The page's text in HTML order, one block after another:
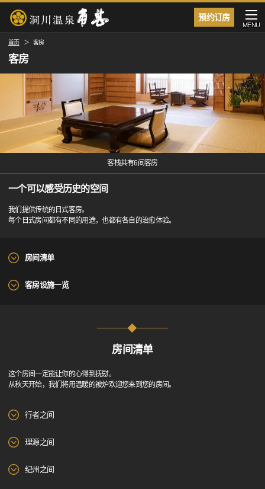
预约订房
MENU
首页 客房
客房
客栈共有6间客房
一个可以感受历史的空间
我们提供传统的日式客房。
每个日式房间都有不同的用途，也都有各自的治愈体验。
房间清单
客房设施一览
房间清单
这个房间一定能让你的心得到抚慰。
从秋天开始，我们将用温暖的被炉欢迎您来到您的房间。
行者之间
理源之间
纪州之间